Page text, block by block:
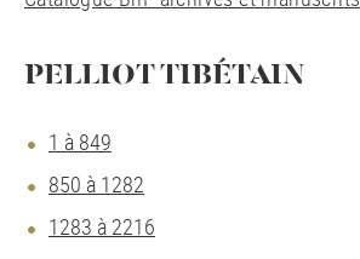
PELLIOT TIBÉTAIN
1 à 849
850 à 1282
1283 à 2216